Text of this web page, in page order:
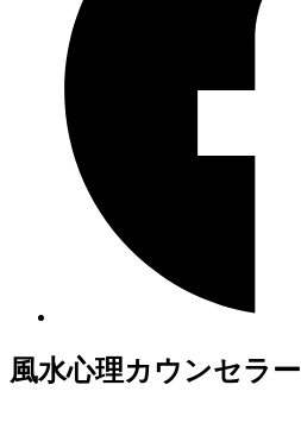
風水心理カウンセラー